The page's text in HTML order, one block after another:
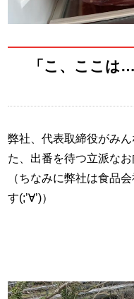
「こ、ここは
弊社、代表取締役がみ
た、出番を待つ立派な
（ちなみに弊社は食品
す(;’∀’)）